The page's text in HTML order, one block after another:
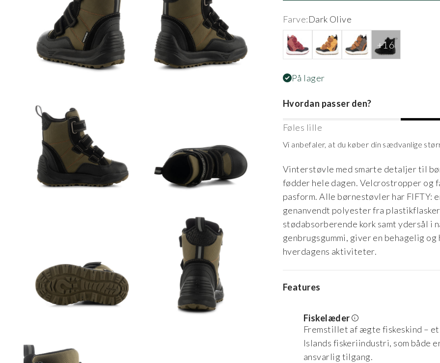
Farve:Dark Olive
Apple Butter Mix
Autumn BlazeBrown/Grey
Black
På lager
Hvordan passer den?
Føles lille
Vi anbefaler, at du køber din sædvanlige
Vinterstøvle med smarte detaljer til
fødder hele dagen. Velcrostropper og
pasform. Alle børnestøvler har FIFTY:
genanvendt polyester fra
stødabsorberende kork samt ydersål i
genbrugsgummi, giver en behagelig
hverdagens aktiviteter.
Features
Fiskelæder
Fremstillet af ægte fiskeskind –
Islands fiskeriindustri, som både
ansvarlig tilgang.